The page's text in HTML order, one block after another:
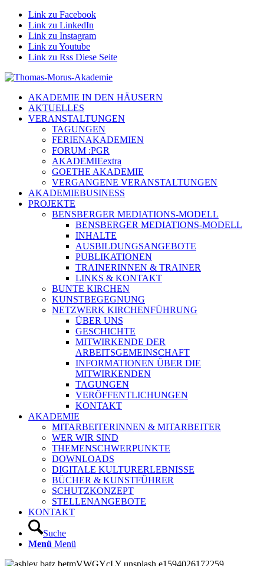
Link zu Facebook
Link zu LinkedIn
Link zu Instagram
Link zu Youtube
Link zu Rss Diese Seite
AKADEMIE IN DEN HÄUSERN
AKTUELLES
VERANSTALTUNGEN
TAGUNGEN
FERIENAKADEMIEN
FORUM :PGR
AKADEMIEextra
GOETHE AKADEMIE
VERGANGENE VERANSTALTUNGEN
AKADEMIEBUSINESS
PROJEKTE
BENSBERGER MEDIATIONS-MODELL
BENSBERGER MEDIATIONS-MODELL
INHALTE
AUSBILDUNGSANGEBOTE
PUBLIKATIONEN
TRAINERINNEN & TRAINER
LINKS & KONTAKT
BUNTE KIRCHEN
KUNSTBEGEGNUNG
NETZWERK KIRCHENFÜHRUNG
ÜBER UNS
GESCHICHTE
MITWIRKENDE DER
ARBEITSGEMEINSCHAFT
INFORMATIONEN ÜBER DIE
MITWIRKENDEN
TAGUNGEN
VERÖFFENTLICHUNGEN
KONTAKT
AKADEMIE
MITARBEITERINNEN & MITARBEITER
WER WIR SIND
THEMENSCHWERPUNKTE
DOWNLOADS
DIGITALE KULTURERLEBNISSE
BÜCHER & KUNSTFÜHRER
SCHUTZKONZEPT
STELLENANGEBOTE
KONTAKT
Suche
Menü Menü